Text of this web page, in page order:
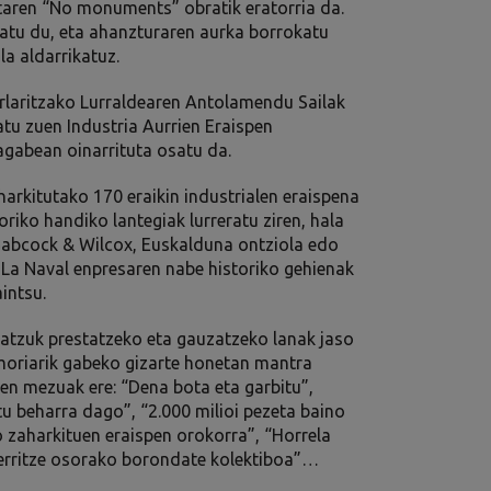
“No monuments” obratik eratorria da.
du, eta ahanzturaren aurka borrokatu
aldarrikatuz.
Lurraldearen Antolamendu Sailak
zuen Industria Aurrien Eraispen
oinarrituta osatu da.
170 eraikin industrialen eraispena
handiko lantegiak lurreratu ziren, hala
& Wilcox, Euskalduna ontziola edo
Naval enpresaren nabe historiko gehienak
prestatzeko eta gauzatzeko lanak jaso
gabeko gizarte honetan mantra
mezuak ere: “Dena bota eta garbitu”,
beharra dago”, “2.000 milioi pezeta baino
zaharkituen eraispen orokorra”, “Horrela
osorako borondate kolektiboa”…